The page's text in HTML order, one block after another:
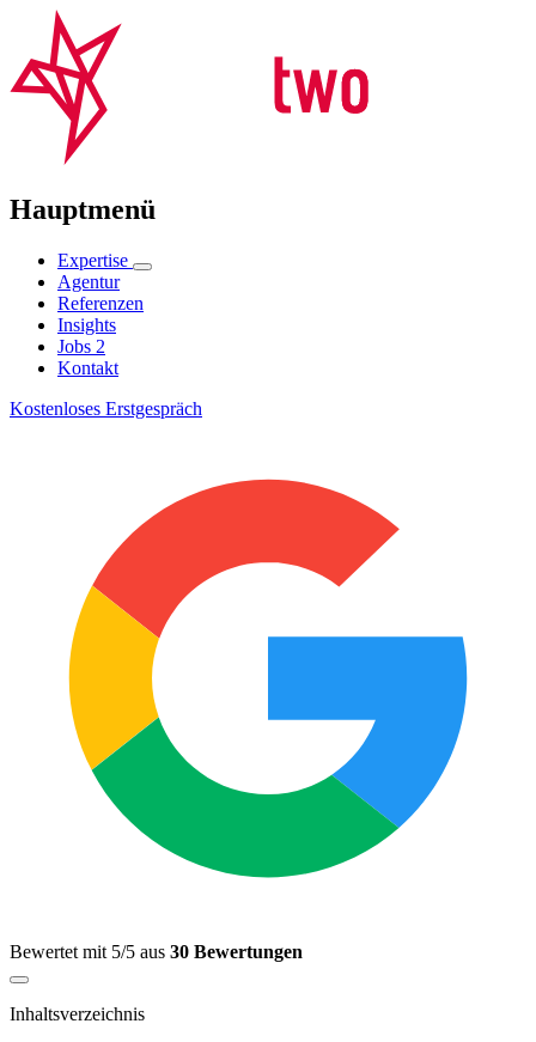
Hauptmenü
Expertise
Agentur
Referenzen
Insights
Jobs 2
Kontakt
Kostenloses Erstgespräch
Bewertet mit 5/5 aus 30 Bewertungen
Inhaltsverzeichnis